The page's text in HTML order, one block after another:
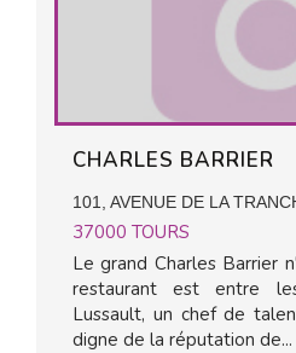
CHARLES BARRIER
101, AVENUE DE LA
37000 TOURS
Le grand Charles Barrier
restaurant est entre
Lussault, un chef de
digne de la réputation de...